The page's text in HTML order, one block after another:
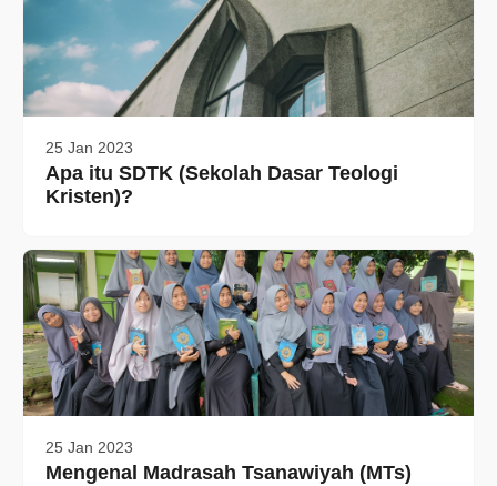
25 Jan 2023
Apa itu SDTK (Sekolah Dasar Teologi
Kristen)?
25 Jan 2023
Mengenal Madrasah Tsanawiyah (MTs)